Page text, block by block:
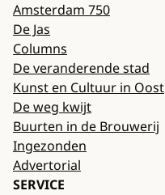
Amsterdam 750
De Jas
Columns
De veranderende stad
Kunst en Cultuur in Oost
De weg kwijt
Buurten in de Brouwerij
Ingezonden
Advertorial
SERVICE